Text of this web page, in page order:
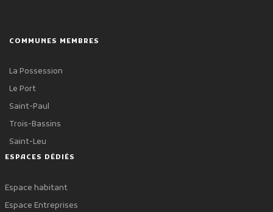
COMMUNES MEMBRES
La Possession
Le Port
Saint-Paul
Trois-Bassins
Saint-Leu
ESPACES DÉDIÉS
Espace habitant
Espace Entreprises